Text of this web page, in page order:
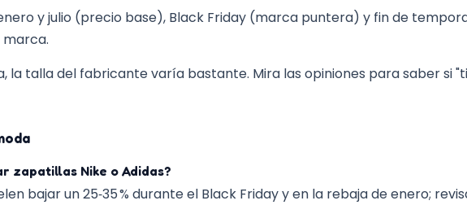
de coste.
y julio (precio base), Black Friday (marca puntera) y fin de
la talla del fabricante varía bastante. Mira las opiniones para saber si
zapatillas Nike o Adidas?
bajar un 25‑35 % durante el Black Friday y en la rebaja de enero;